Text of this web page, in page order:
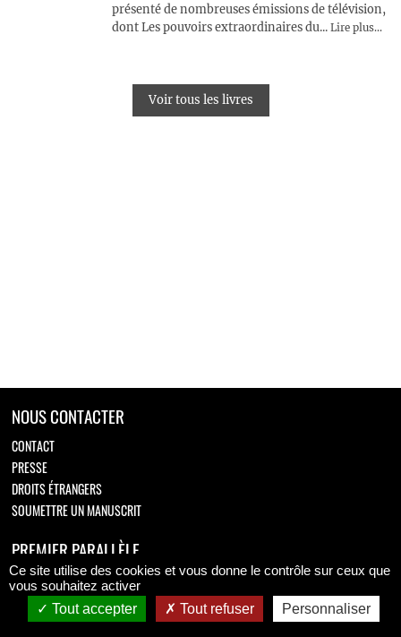
présenté de nombreuses émissions de télévision,
dont Les pouvoirs extraordinaires du... Lire plus...
Voir tous les livres
NOUS CONTACTER
CONTACT
PRESSE
DROITS ÉTRANGERS
SOUMETTRE UN MANUSCRIT
PREMIER PARALLÈLE
Retrouvez-nous sur
Ce site utilise des cookies et vous donne le contrôle sur ceux que
vous souhaitez activer
Tout accepter
Tout refuser Personnaliser